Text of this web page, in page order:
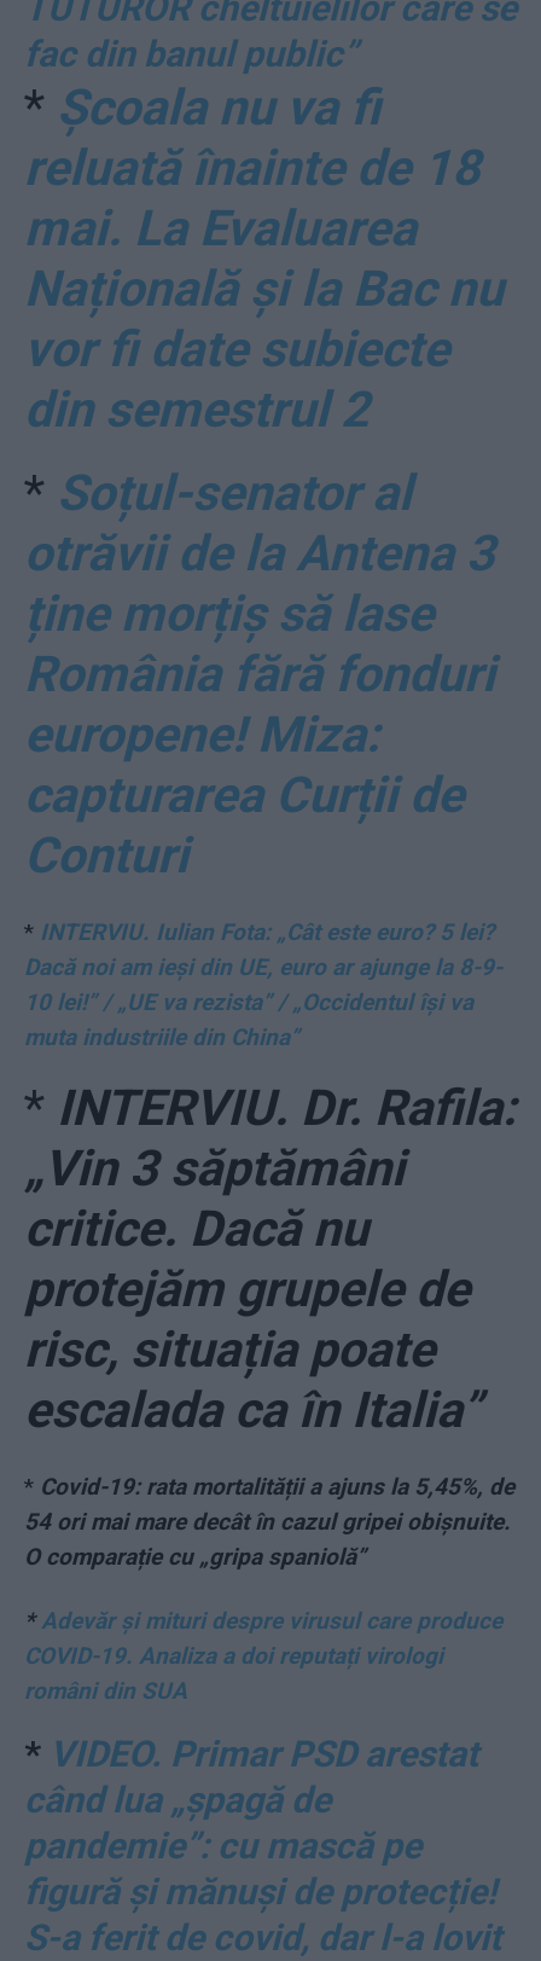
fac din banul public”
* Școala nu va fi
reluată înainte de 18
mai. La Evaluarea
Națională și la Bac nu
vor fi date subiecte
din semestrul 2
* Soțul-senator al
otrăvii de la Antena 3
ține morțiș să lase
România fără fonduri
europene! Miza:
capturarea Curții de
Conturi
* INTERVIU. Iulian Fota: „Cât este euro? 5 lei?
Dacă noi am ieși din UE, euro ar ajunge la 8-9-
10 lei!” / „UE va rezista” / „Occidentul își va
muta industriile din China”
* INTERVIU. Dr. Rafila:
„Vin 3 săptămâni
critice. Dacă nu
protejăm grupele de
risc, situația poate
escalada ca în Italia”
* Covid-19: rata mortalității a ajuns la 5,45%, de
54 ori mai mare decât în cazul gripei obișnuite.
O comparație cu „gripa spaniolă”
*Adevăr și mituri despre virusul care produce
COVID-19. Analiza a doi reputați virologi
români din SUA
* VIDEO. Primar PSD arestat
când lua „șpagă de
pandemie”: cu mască pe
figură și mănuși de protecție!
S-a ferit de covid, dar l-a lovit